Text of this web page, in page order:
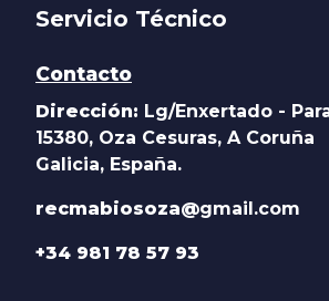
Servicio Técnico
Contacto
Dirección: Lg/Enxertado -
15380, Oza Cesuras, A Coruña
Galicia, España.
recmabiosoza@gmail.com
+34 981 78 57 93